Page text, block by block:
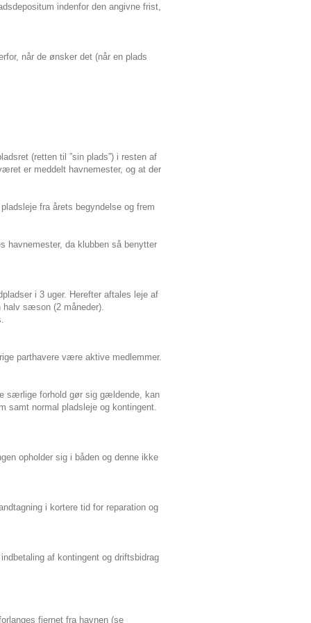
indenfor den angivne frist,
når de ønsker det (når en plads
(retten til ”sin plads”) i resten af
er meddelt havnemester, og at der
fra årets begyndelse og frem
havnemester, da klubben så benytter
i 3 uger. Herefter aftales leje af
sæson (2 måneder).
parthavere være aktive medlemmer.
særlige forhold gør sig gældende, kan
samt normal pladsleje og kontingent.
opholder sig i båden og denne ikke
i kortere tid for reparation og
af kontingent og driftsbidrag
fjernet fra havnen (se